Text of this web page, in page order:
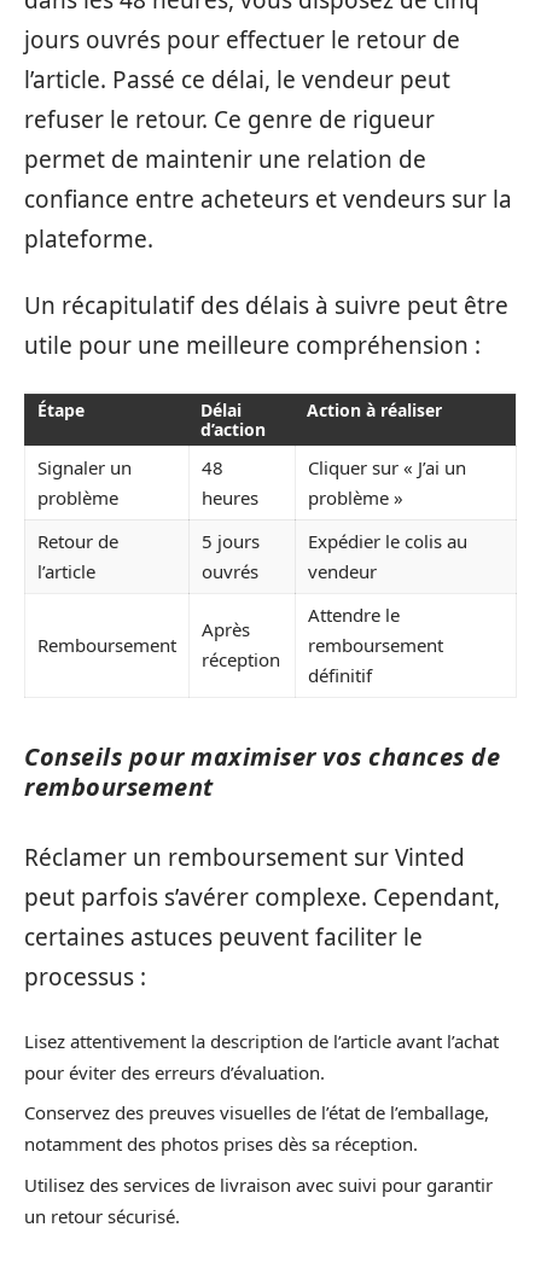
jours ouvrés pour effectuer le retour de
l’article. Passé ce délai, le vendeur peut
refuser le retour. Ce genre de rigueur
permet de maintenir une relation de
confiance entre acheteurs et vendeurs sur la
plateforme.
Un récapitulatif des délais à suivre peut être
utile pour une meilleure compréhension :
Étape
Délai
d’action
Action à réaliser
Signaler un
problème
48
heures
Cliquer sur « J’ai un
problème »
Retour de
l’article
5 jours
ouvrés
Expédier le colis au
vendeur
Remboursement
Après
réception
Attendre le
remboursement
définitif
Conseils pour maximiser vos chances de
remboursement
Réclamer un remboursement sur Vinted
peut parfois s’avérer complexe. Cependant,
certaines astuces peuvent faciliter le
processus :
Lisez attentivement la description de l’article avant l’achat
pour éviter des erreurs d’évaluation.
Conservez des preuves visuelles de l’état de l’emballage,
notamment des photos prises dès sa réception.
Utilisez des services de livraison avec suivi pour garantir
un retour sécurisé.